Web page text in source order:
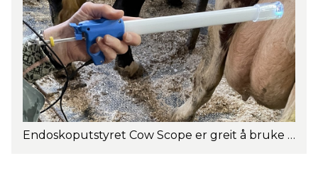
Endoskoputstyret Cow Scope er greit å bruke både på kyr og kviger og enkelt å gjøre reint. Foto: Anne Hege Hunskaar Tajet.